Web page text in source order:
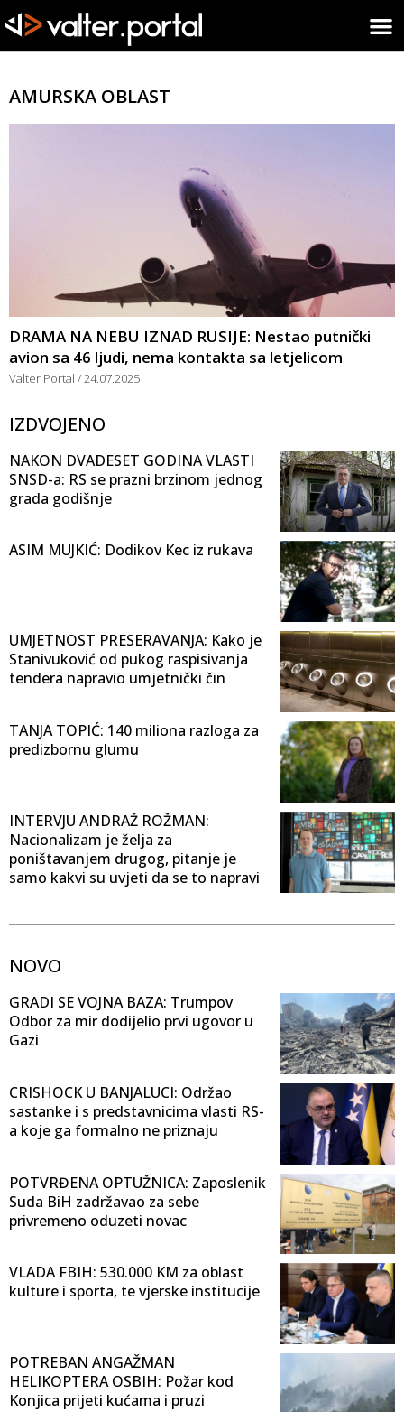
AMURSKA OBLAST
DRAMA NA NEBU IZNAD RUSIJE: Nestao putnički
avion sa 46 ljudi, nema kontakta sa letjelicom
Valter Portal 24.07.2025
IZDVOJENO
NAKON DVADESET GODINA VLASTI
SNSD-a: RS se prazni brzinom jednog
grada godišnje
ASIM MUJKIĆ: Dodikov Kec iz rukava
UMJETNOST PRESERAVANJA: Kako je
Stanivuković od pukog raspisivanja
tendera napravio umjetnički čin
TANJA TOPIĆ: 140 miliona razloga za
predizbornu glumu
INTERVJU ANDRAŽ ROŽMAN:
Nacionalizam je želja za
poništavanjem drugog, pitanje je
samo kakvi su uvjeti da se to napravi
NOVO
GRADI SE VOJNA BAZA: Trumpov
Odbor za mir dodijelio prvi ugovor u
Gazi
CRISHOCK U BANJALUCI: Održao
sastanke i s predstavnicima vlasti RS-
a koje ga formalno ne priznaju
POTVRĐENA OPTUŽNICA: Zaposlenik
Suda BiH zadržavao za sebe
privremeno oduzeti novac
VLADA FBIH: 530.000 KM za oblast
kulture i sporta, te vjerske institucije
POTREBAN ANGAŽMAN
HELIKOPTERA OSBIH: Požar kod
Konjica prijeti kućama i pruzi